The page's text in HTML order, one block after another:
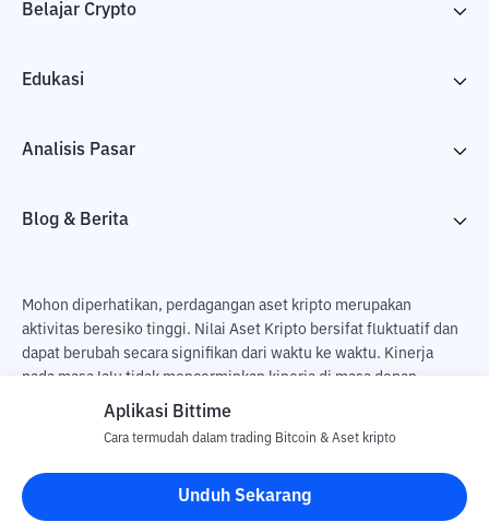
Belajar Crypto
Edukasi
Analisis Pasar
Blog & Berita
Mohon diperhatikan, perdagangan aset kripto merupakan
aktivitas beresiko tinggi. Nilai Aset Kripto bersifat fluktuatif dan
dapat berubah secara signifikan dari waktu ke waktu. Kinerja
pada masa lalu tidak mencerminkan kinerja di masa depan.
Terdapat risiko kehilangan sebagai dampak dari membeli dan
pengguna. PT Utama Aset Digital Indonesia (Bittime) tidak
bertanggung jawab atas perubahan fluktuasi dari nilai tukar Aset
Kripto.
Aplikasi Bittime
Cara termudah dalam trading Bitcoin & Aset kripto
Unduh Sekarang